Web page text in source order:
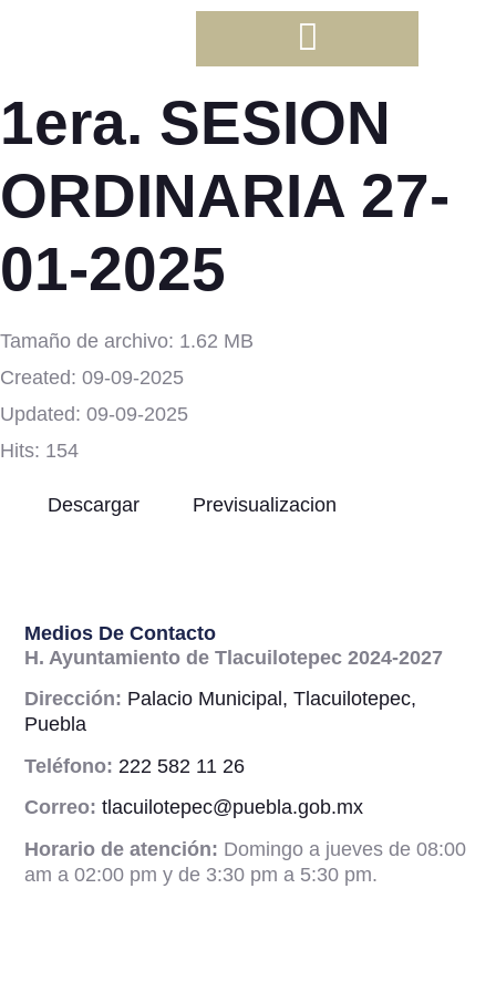
1era. SESION
ORDINARIA 27-
01-2025
Tamaño de archivo: 1.62 MB
Created: 09-09-2025
Updated: 09-09-2025
Hits: 154
Descargar Previsualizacion
Medios De Contacto
H. Ayuntamiento de Tlacuilotepec 2024-2027
Dirección: Palacio Municipal, Tlacuilotepec,
Puebla
Teléfono: 222 582 11 26
Correo: tlacuilotepec@puebla.gob.mx
Horario de atención: Domingo a jueves de 08:00
am a 02:00 pm y de 3:30 pm a 5:30 pm.